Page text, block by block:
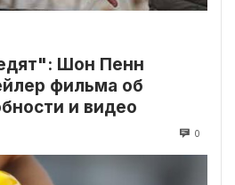
Шон Пенн
фильма об
и видео
0